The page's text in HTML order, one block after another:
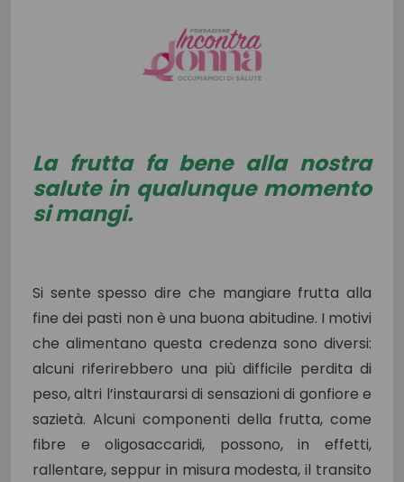
La frutta fa bene alla nostra
salute in qualunque momento
si mangi.
Si sente spesso dire che mangiare frutta alla
fine dei pasti non è una buona abitudine. I motivi
che alimentano questa credenza sono diversi:
alcuni riferirebbero una più difficile perdita di
peso, altri l’instaurarsi di sensazioni di gonfiore e
sazietà. Alcuni componenti della frutta, come
fibre e oligosaccaridi, possono, in effetti,
rallentare, seppur in misura modesta, il transito